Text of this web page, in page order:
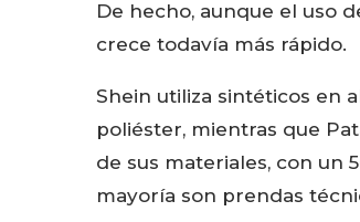
De hecho, aunque el uso
crece todavía más rápido.
Shein utiliza sintéticos en
poliéster, mientras que
de sus materiales, con un
mayoría son prendas